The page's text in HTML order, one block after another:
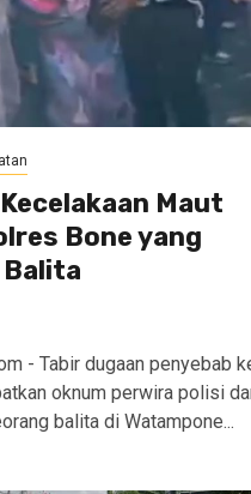
Maut
Bone yang
Balita
- Tabir dugaan penyebab
oknum perwira polisi
balita di Watampone...